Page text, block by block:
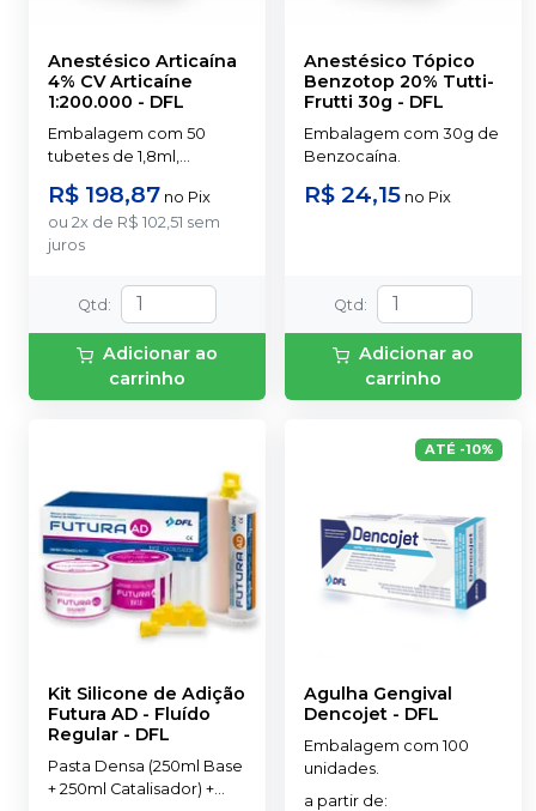
Anestésico Articaína
4% CV Articaíne
1:200.000 - DFL
Embalagem com 50
tubetes de 1,8ml,
acondicionados em
blisters lacrados com 10
tubetes cada. Cloridrato
de Articaína com
R$ 198,87 no Pix
ou 2x de R$ 102,51 sem
juros
Qtd :
Adicionar ao
carrinho
Anestésico Tópico
Benzotop 20% Tutti-
Frutti 30g - DFL
Embalagem com 30g de
Benzocaína.
R$ 24,15 no Pix
Qtd :
Adicionar ao
carrinho
Kit Silicone de Adição
Futura AD - Fluído
Regular - DFL
Pasta Densa (250ml Base
+ 250ml Catalisador) +
ATÉ -10%
Agulha Gengival
Dencojet - DFL
Embalagem com 100
unidades.
a partir de: